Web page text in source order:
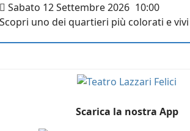
Sabato 12 Settembre 2026 10:00
Scopri uno dei quartieri più colorati e
Scarica la nostra App